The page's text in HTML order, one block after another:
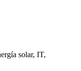
solar, IT,